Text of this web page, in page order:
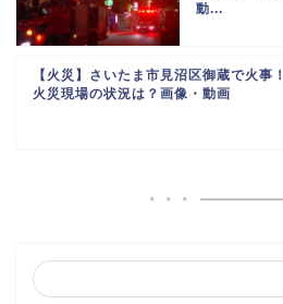
動...
【火災】さいたま市見沼区御蔵で火事！
火災現場の状況は？画像・動画